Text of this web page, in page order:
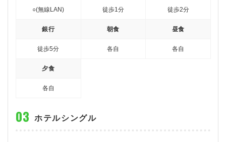
○(無線LAN) 徒歩1分 徒歩2分
銀行
徒歩5分
朝食
各自
昼食
各自
夕食
各自
ホテルシングル